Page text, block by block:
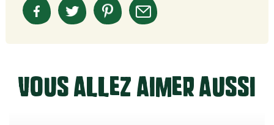
Vous allez aimer aussi